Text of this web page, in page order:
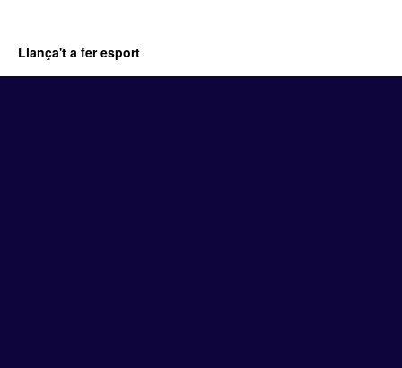
Llança't a fer esport